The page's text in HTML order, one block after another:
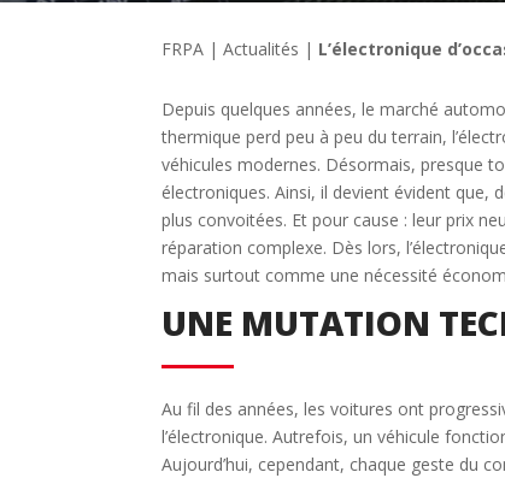
FRPA |Actualités | L’électronique
Depuis quelques années, le marché
thermique perd peu à peu du terrain,
véhicules modernes. Désormais, presque
électroniques. Ainsi, il devient évident que,
plus convoitées. Et pour cause : leur prix
réparation complexe. Dès lors,
mais surtout comme une nécessité
UNE MUTATION
Au fil des années, les voitures ont
l’électronique. Autrefois, un véhicule
Aujourd’hui, cependant, chaque geste du